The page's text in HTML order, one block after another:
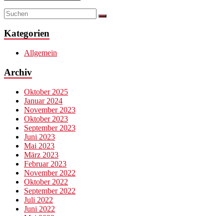
Kategorien
Allgemein
Archiv
Oktober 2025
Januar 2024
November 2023
Oktober 2023
September 2023
Juni 2023
Mai 2023
März 2023
Februar 2023
November 2022
Oktober 2022
September 2022
Juli 2022
Juni 2022